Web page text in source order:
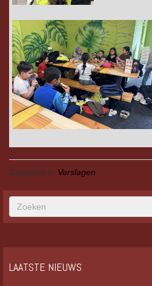
Geplaatst in Verslagen
LAATSTE NIEUWS